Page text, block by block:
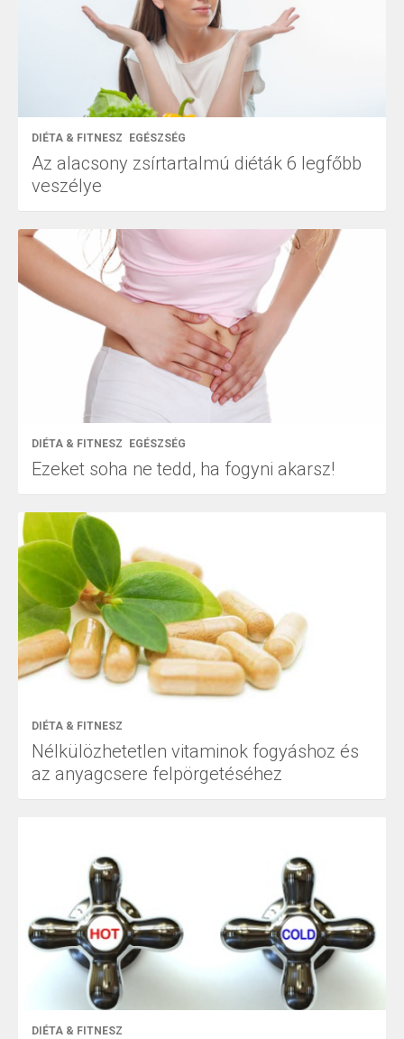
DIÉTA & FITNESZ EGÉSZSÉG
Az alacsony zsírtartalmú diéták 6 legfőbb
veszélye
DIÉTA & FITNESZ EGÉSZSÉG
Ezeket soha ne tedd, ha fogyni akarsz!
DIÉTA & FITNESZ
Nélkülözhetetlen vitaminok fogyáshoz és
az anyagcsere felpörgetéséhez
DIÉTA & FITNESZ